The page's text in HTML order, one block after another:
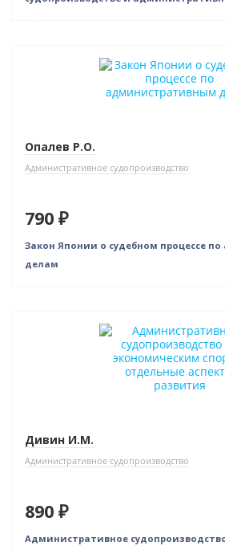
Опалев Р.О.
Административное судопроизводство
790 ₽
Закон Японии о судебном процессе
делам
Дивин И.М.
Административное судопроизводство
890 ₽
Административное